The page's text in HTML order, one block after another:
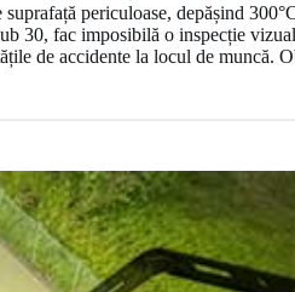
periculoase, depășind
30, fac imposibilă o inspecție
de accidente la locul de muncă.